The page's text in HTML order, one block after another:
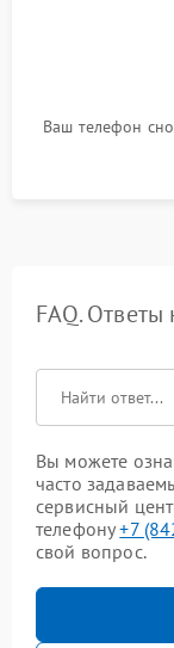
Ваш телефон
FAQ.
Вы можете
часто
сервисный
телефону+7
свой вопрос.